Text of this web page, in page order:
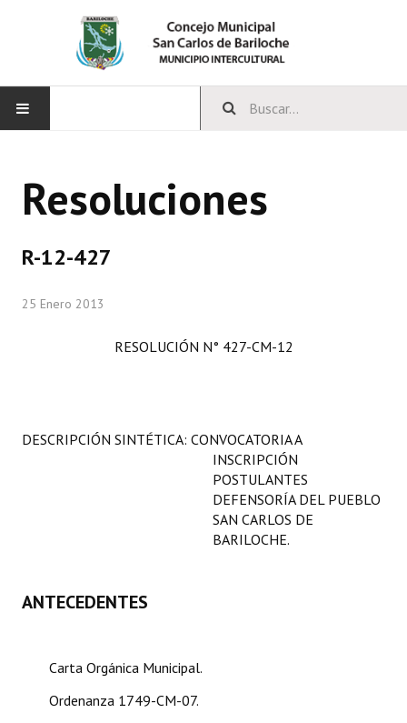
CONCEJO
Comisiones Especiales
Organigrama
Resoluciones
R-12-427
25 Enero 2013
RESOLUCIÓN N° 427-CM-12
DESCRIPCIÓN SINTÉTICA: CONVOCATORIA A
INSCRIPCIÓN
POSTULANTES
DEFENSORÍA DEL PUEBLO
SAN CARLOS DE
BARILOCHE.
ANTECEDENTES
Carta Orgánica Municipal.
Ordenanza 1749-CM-07.